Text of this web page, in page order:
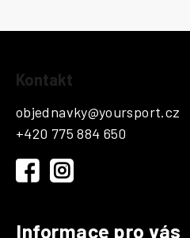
Kontakt
objednavky@yoursport.cz
+420 775 884 650
Informace pro vás